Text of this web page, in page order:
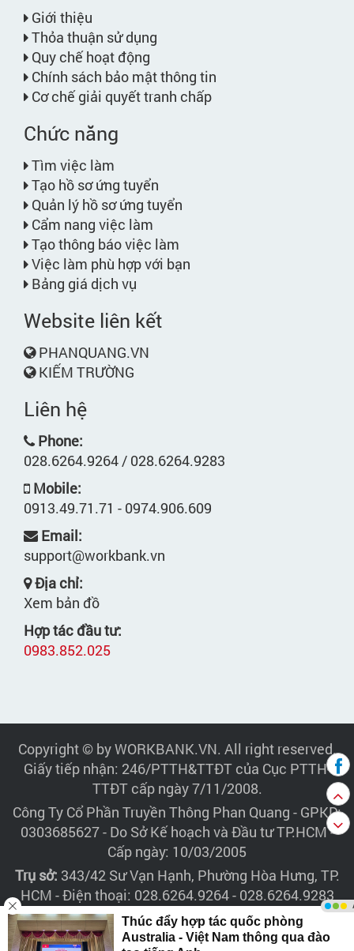
Giới thiệu
Thỏa thuận sử dụng
Quy chế hoạt động
Chính sách bảo mật thông tin
Cơ chế giải quyết tranh chấp
Chức năng
Tìm việc làm
Tạo hồ sơ ứng tuyển
Quản lý hồ sơ ứng tuyển
Cẩm nang việc làm
Tạo thông báo việc làm
Việc làm phù hợp với bạn
Bảng giá dịch vụ
Website liên kết
PHANQUANG.VN
KIẾM TRƯỜNG
Liên hệ
Phone:
028.6264.9264 / 028.6264.9283
Mobile:
0913.49.71.71 - 0974.906.609
Email:
support@workbank.vn
Địa chỉ:
Xem bản đồ
Hợp tác đầu tư:
0983.852.025
Copyright © by WORKBANK.VN. All right reserved.
Giấy tiếp nhận: 246/PTTH&TTĐT của Cục PTTH-
TTĐT cấp ngày 7/11/2008.
Công Ty Cổ Phần Truyền Thông Phan Quang - GPKD:
0303685627 - Do Sở Kế hoạch và Đầu tư TP.HCM -
Cấp ngày: 10/03/2005
Trụ sở: 343/42 Sư Vạn Hạnh, Phường Hòa Hưng, TP.
HCM - Điện thoại: 028.6264.9264 - 028.6264.9283